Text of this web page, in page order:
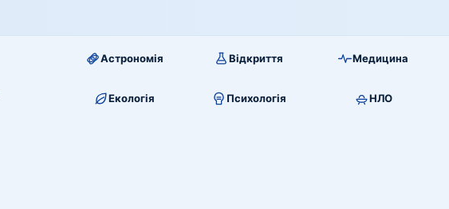
Астрономія Відкриття Медицина
Екологія Психологія НЛО